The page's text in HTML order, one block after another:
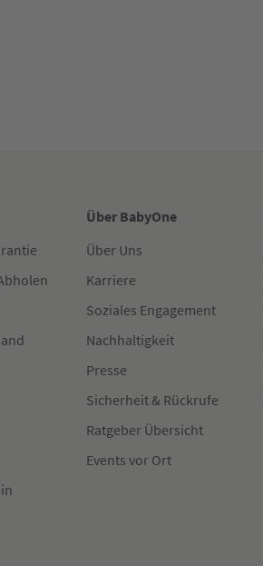
Über BabyOne
Über Uns
Karriere
Soziales Engagement
Nachhaltigkeit
Presse
Sicherheit & Rückrufe
Ratgeber Übersicht
Events vor Ort